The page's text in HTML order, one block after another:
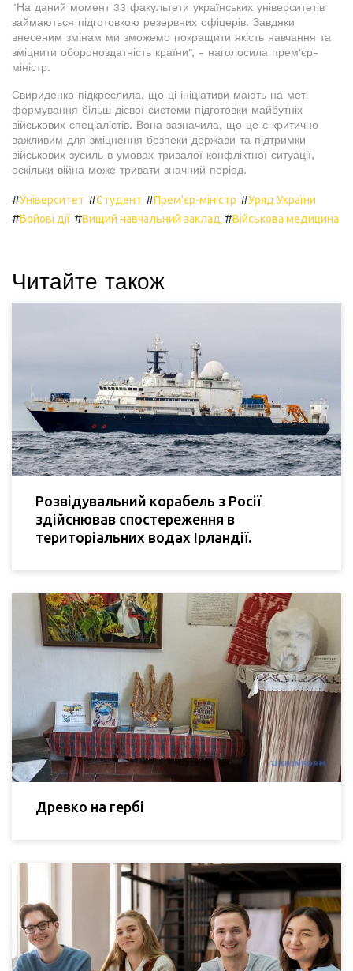
"На даний момент 33 факультети українських університетів
займаються підготовкою резервних офіцерів. Завдяки
внесеним змінам ми зможемо покращити якість навчання та
зміцнити обороноздатність країни", - наголосила прем'єр-
міністр.
Свириденко підкреслила, що ці ініціативи мають на меті
формування більш дієвої системи підготовки майбутніх
військових спеціалістів. Вона зазначила, що це є критично
важливим для зміцнення безпеки держави та підтримки
військових зусиль в умовах тривалої конфліктної ситуації,
оскільки війна може тривати значний період.
#Університет #Студент #Прем'єр-міністр #Уряд України
#Бойові дії #Вищий навчальний заклад #Військова медицина
Читайте також
Розвідувальний корабель з Росії
здійснював спостереження в
територіальних водах Ірландії.
Древко на гербі